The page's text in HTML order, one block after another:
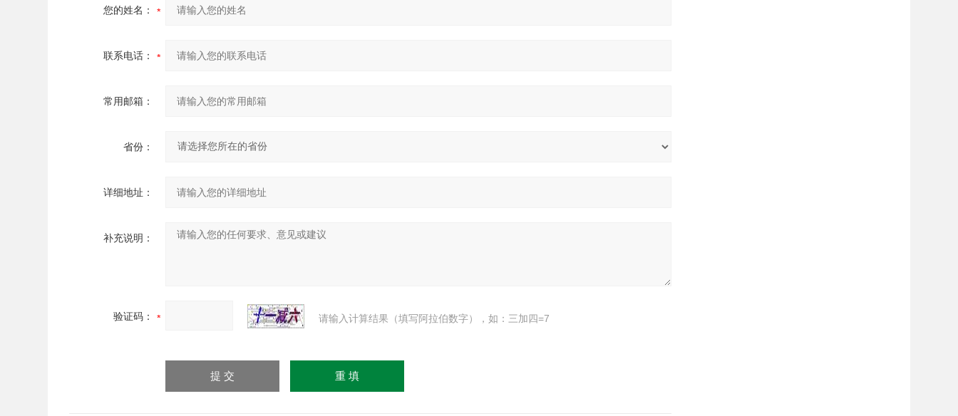
您的姓名：
联系电话：
常用邮箱：
省份：
详细地址：
补充说明：
验证码： 请输入计算结果（填写阿拉伯数字），如：三加四=7